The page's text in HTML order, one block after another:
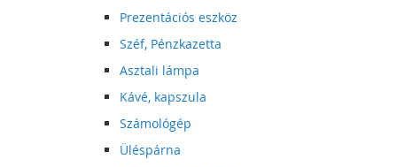
Prezentációs eszköz
Széf, Pénzkazetta
Asztali lámpa
Kávé, kapszula
Számológép
Üléspárna